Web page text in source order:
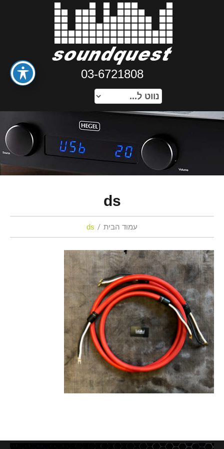
03-6721808
ds
עמוד הבית ds